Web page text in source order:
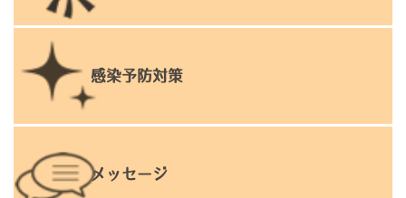
感染予防対策
メッセージ